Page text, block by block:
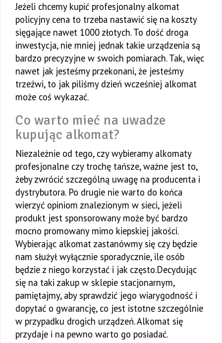
Jeżeli chcemy kupić profesjonalny alkomat
policyjny cena to trzeba nastawić się na koszty
sięgające nawet 1000 złotych. To dość droga
inwestycja, nie mniej jednak takie urządzenia są
bardzo precyzyjne w swoich pomiarach. Tak, więc
nawet jak jesteśmy przekonani, że jesteśmy
trzeźwi, to jak piliśmy dzień wcześniej alkomat
może coś wykazać.
Co warto mieć na uwadze
kupując alkomat?
Niezależnie od tego, czy wybieramy alkomaty
profesjonalne czy trochę tańsze, ważne jest to,
żeby zwrócić szczególną uwagę na producenta i
dystrybutora. Po drugie nie warto do końca
wierzyć opiniom znalezionym w sieci, jeżeli
produkt jest sponsorowany może być bardzo
mocno promowany mimo kiepskiej jakości.
Wybierając alkomat zastanówmy się czy będzie
nam służył wyłącznie sporadycznie, ile osób
będzie z niego korzystać i jak często.Decydując
się na taki zakup w sklepie stacjonarnym,
pamiętajmy, aby sprawdzić jego wiarygodność i
dopytać o gwarancję, co jest istotne szczególnie
w przypadku drogich urządzeń. Alkomat się
przydaje i na pewno warto go posiadać.